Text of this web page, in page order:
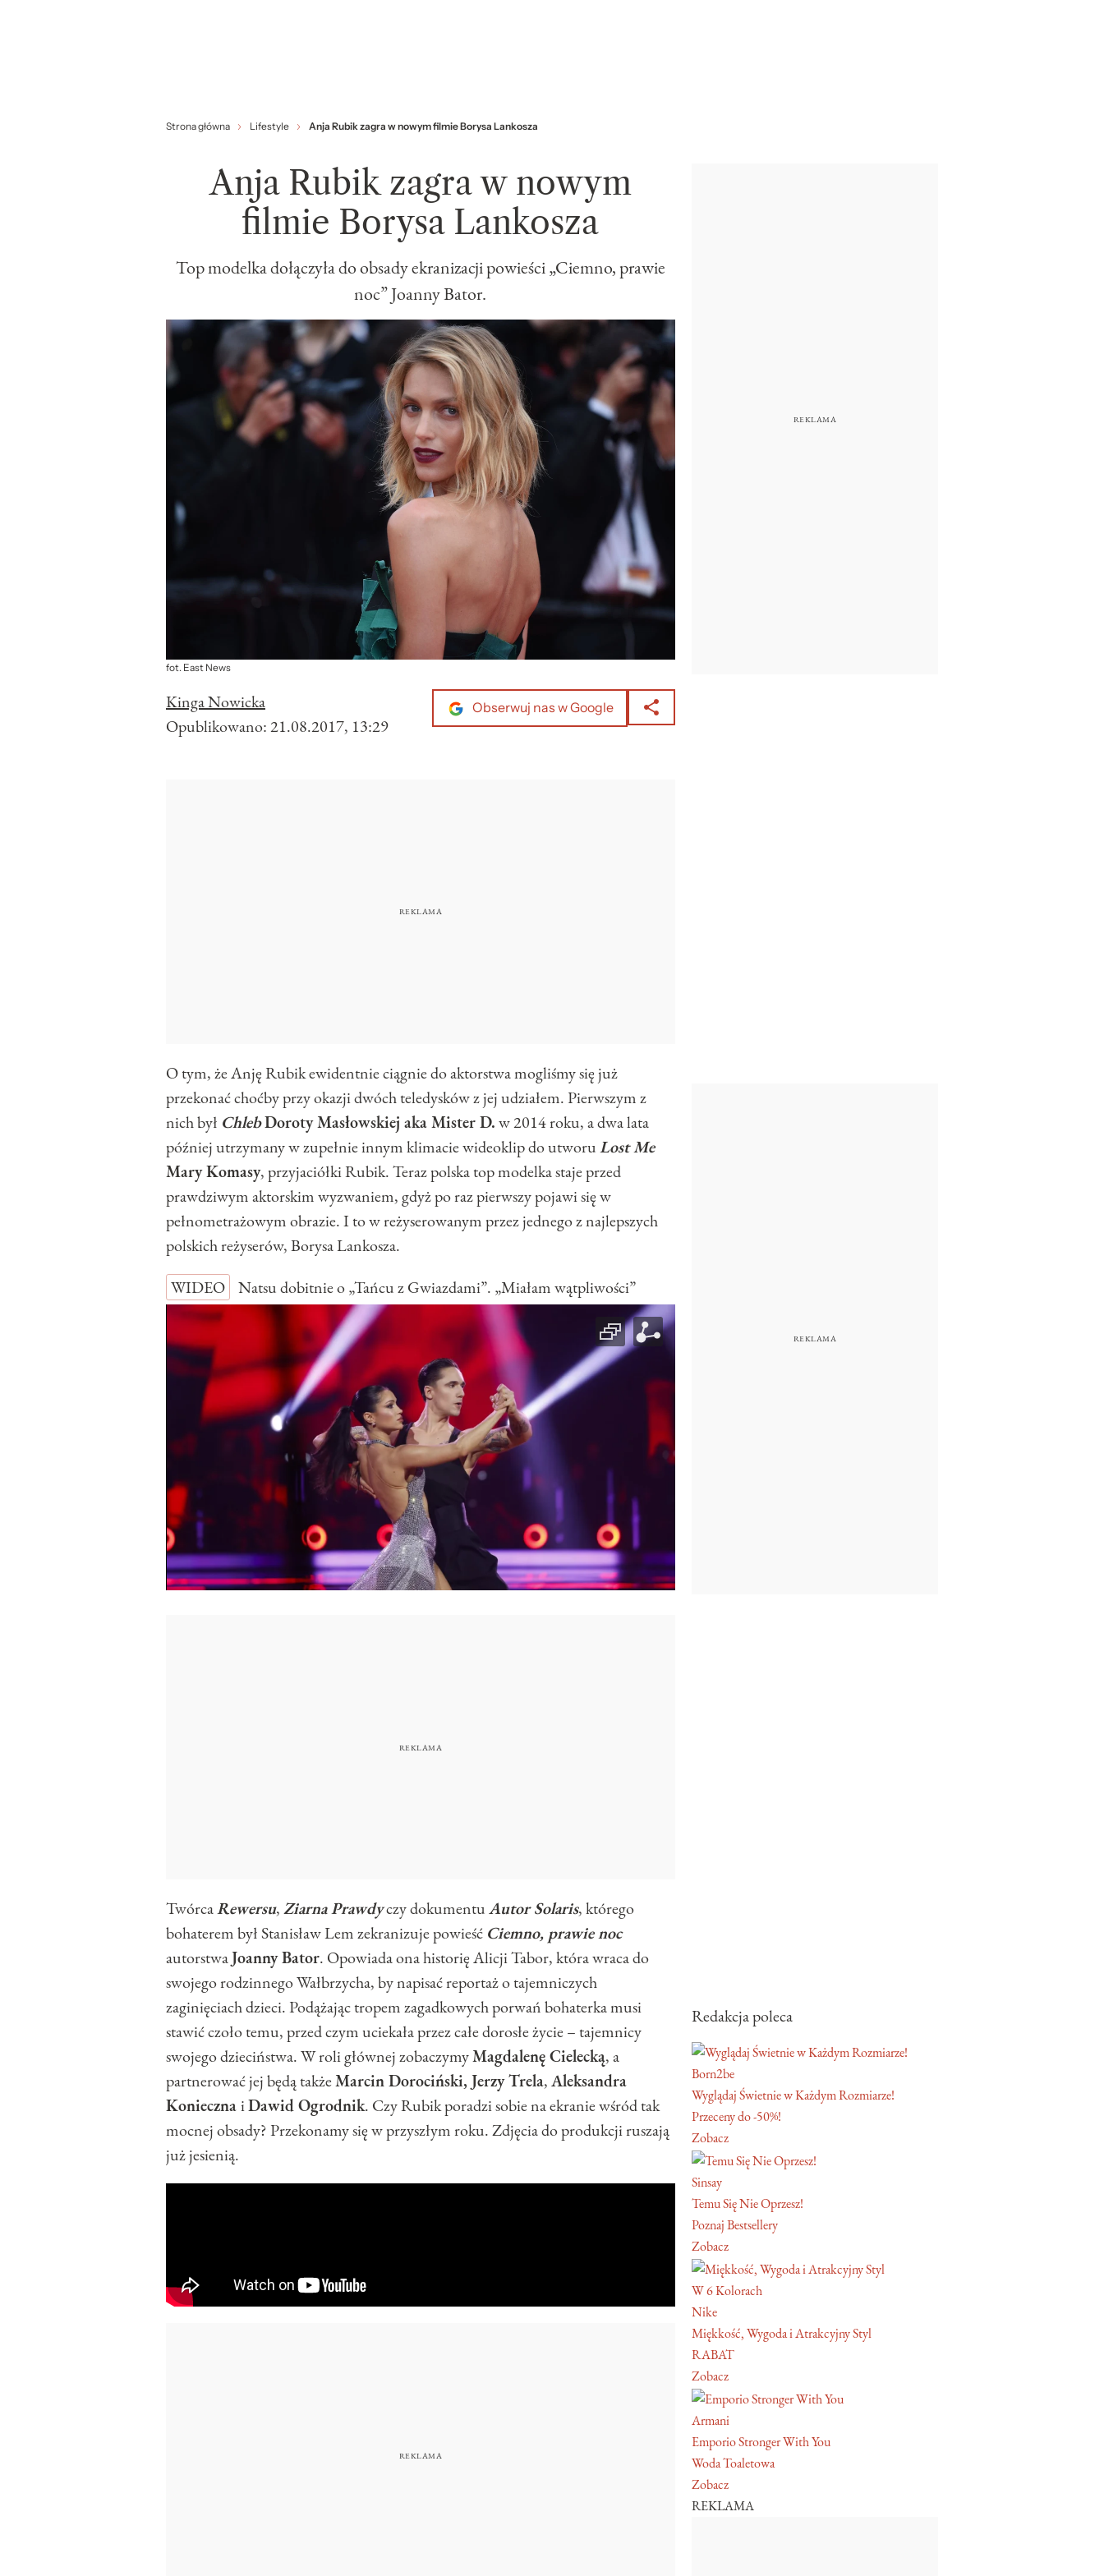
Strona główna Lifestyle Anja Rubik zagra w nowym filmie Borysa Lankosza
Anja Rubik zagra w nowym
filmie Borysa Lankosza
Top modelka dołączyła do obsady ekranizacji powieści „Ciemno, prawie
noc” Joanny Bator.
fot. East News
Kinga Nowicka
Opublikowano:21.08.2017, 13:29
Obserwuj nas w Google
O tym, że Anję Rubik ewidentnie ciągnie do aktorstwa mogliśmy się już
przekonać choćby przy okazji dwóch teledysków z jej udziałem. Pierwszym z
nich był ChlebDoroty Masłowskiej aka Mister D.w 2014 roku, a dwa lata
później utrzymany w zupełnie innym klimacie wideoklip do utworuLost Me
Mary Komasy, przyjaciółki Rubik. Teraz polska top modelka staje przed
prawdziwym aktorskim wyzwaniem, gdyż po raz pierwszy pojawi się w
pełnometrażowym obrazie. I to w reżyserowanym przez jednego z najlepszych
polskich reżyserów, Borysa Lankosza.
WIDEO
Natsu dobitnie o „Tańcu z Gwiazdami”. „Miałam wątpliwości”
TwórcaRewersu,Ziarna Prawdyczy dokumentuAutor Solaris, którego
bohaterem był Stanisław Lem zekranizuje powieść Ciemno, prawie noc
autorstwaJoanny Bator. Opowiada ona historię Alicji Tabor, która wraca do
swojego rodzinnego Wałbrzycha, by napisać reportaż o tajemniczych
zaginięciach dzieci. Podążając tropem zagadkowych porwań bohaterka musi
stawić czoło temu, przed czym uciekała przez całe dorosłe życie – tajemnicy
swojego dzieciństwa. W roli głównej zobaczymyMagdalenę Cielecką, a
partnerować jej będą takżeMarcin Dorociński, Jerzy Trela,Aleksandra
KoniecznaiDawid Ogrodnik. Czy Rubik poradzi sobie na ekranie wśród tak
mocnej obsady? Przekonamy się w przyszłym roku. Zdjęcia do produkcji ruszają
już jesienią.
Redakcja poleca
Born2be
Wyglądaj Świetnie w Każdym Rozmiarze!
Przeceny do -50%!
Zobacz
Sinsay
Temu Się Nie Oprzesz!
Poznaj Bestsellery
Zobacz
W 6 Kolorach
Nike
Miękkość, Wygoda i Atrakcyjny Styl
RABAT
Zobacz
Armani
Emporio Stronger With You
Woda Toaletowa
Zobacz
REKLAMA